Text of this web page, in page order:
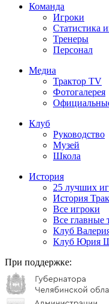
Команда
Игроки
Статистика
Тренеры
Персонал
Медиа
Трактор TV
Фотогалерея
Клуб
Руководство
Музей
Школа
История
25 лучших
История
Все игроки
Все главные
Клуб
Клуб Юрия
При поддержке: